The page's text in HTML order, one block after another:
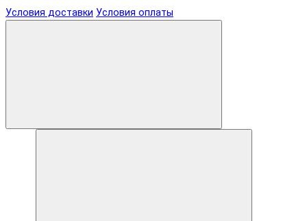
Условия доставки Условия оплаты